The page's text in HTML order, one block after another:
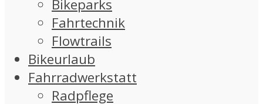
Bikeparks
Fahrtechnik
Flowtrails
Bikeurlaub
Fahrradwerkstatt
Radpflege